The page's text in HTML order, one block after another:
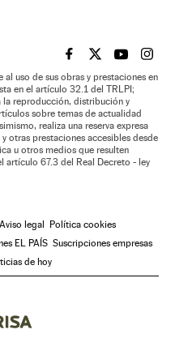
EL PAÍS BRASIL EN
EL PAÍSEL PAÍS
EL
al uso de sus obras y prestaciones en
en el artículo 32.1 del TRLPI;
la reproducción, distribución y
sobre temas de actualidad
realiza una reserva expresa
otras prestaciones accesibles desde
u otros medios que resulten
artículo 67.3 del Real Decreto - ley
Aviso legal
Política cookies
EL PAÍS Suscripciones empresas
de hoy